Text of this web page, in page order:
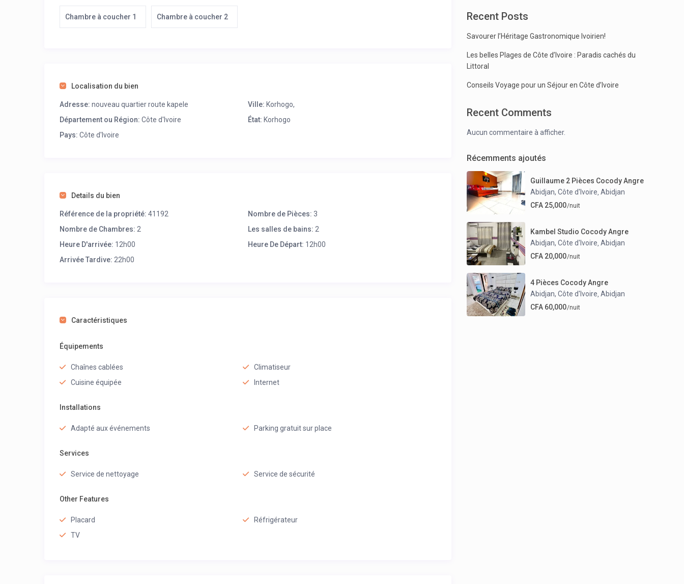
Chambre à coucher 1 Chambre à coucher 2
Localisation du bien
Adresse: nouveau quartier route kapele Ville: Korhogo,
Département ou Région: Côte d'Ivoire État: Korhogo
Pays: Côte d'Ivoire
Details du bien
Référence de la propriété: 41192 Nombre de Pièces: 3
Nombre de Chambres: 2 Les salles de bains: 2
Heure D'arrivée: 12h00 Heure De Départ: 12h00
Arrivée Tardive: 22h00
Caractéristiques
Équipements
Chaînes cablées
Climatiseur
Cuisine équipée
Internet
Installations
Adapté aux événements Parking gratuit sur place
Services
Service de nettoyage Service de sécurité
Other Features
Placard
Réfrigérateur
TV
Recent Posts
Savourer l’Héritage Gastronomique Ivoirien!
Les belles Plages de Côte d’Ivoire : Paradis cachés du
Littoral
Conseils Voyage pour un Séjour en Côte d’Ivoire
Recent Comments
Aucun commentaire à afficher.
Récemments ajoutés
Guillaume 2 Pièces Cocody Angre
Abidjan, Côte d'Ivoire Abidjan
CFA 25,000/nuit
Kambel Studio Cocody Angre
Abidjan, Côte d'Ivoire Abidjan
CFA 20,000/nuit
4 Pièces Cocody Angre
Abidjan, Côte d'Ivoire Abidjan
CFA 60,000/nuit